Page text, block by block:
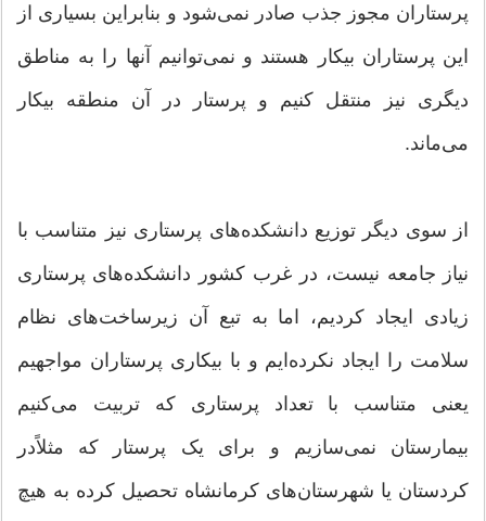
پرستاران مجوز جذب صادر نمی‌شود و بنابراین بسیاری از
این پرستاران بیکار هستند و نمی‌توانیم آنها را به مناطق
دیگری نیز منتقل کنیم و پرستار در آن منطقه بیکار
می‌ماند.
از سوی دیگر توزیع دانشکده‌های پرستاری نیز متناسب با
نیاز جامعه نیست، در غرب کشور دانشکده‌های پرستاری
زیادی ایجاد کردیم، اما به تبع آن زیرساخت‌های نظام
سلامت را ایجاد نکرده‌ایم و با بیکاری پرستاران مواجهیم
یعنی متناسب با تعداد پرستاری که تربیت می‌کنیم
بیمارستان نمی‌سازیم و برای یک پرستار که مثلاً‌در
کردستان یا شهرستان‌های کرمانشاه تحصیل کرده به هیچ